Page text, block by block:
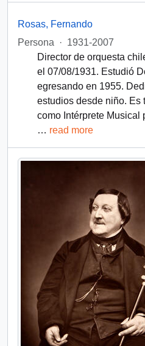
Rosas, Fernando
Persona
· 1931-2007
Director de orquesta
el 07/08/1931. Estudió
egresando en 1955.
estudios desde niño. Es
como Intérprete Musical
… read more